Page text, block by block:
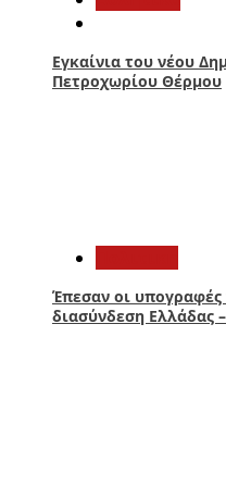
Εγκαίνια του νέου
Πετροχωρίου Θέρμου
Έπεσαν οι υπογραφές
διασύνδεση Ελλάδας